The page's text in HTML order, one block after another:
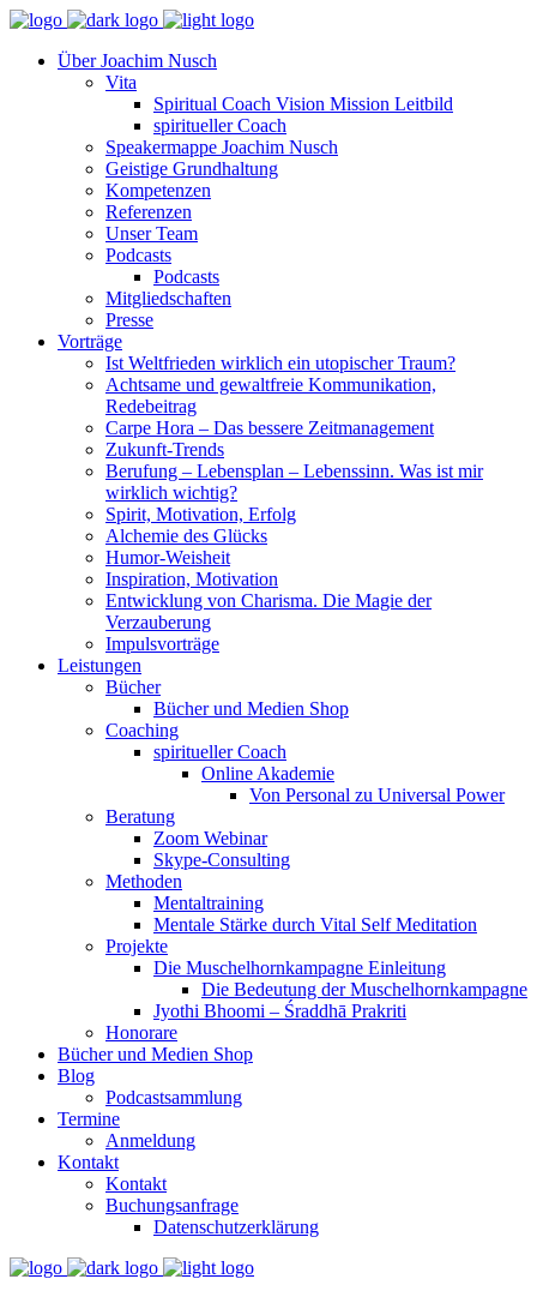
Über Joachim Nusch
Vita
Spiritual Coach Vision Mission Leitbild
spiritueller Coach
Speakermappe Joachim Nusch
Geistige Grundhaltung
Kompetenzen
Referenzen
Unser Team
Podcasts
Podcasts
Mitgliedschaften
Presse
Vorträge
Ist Weltfrieden wirklich ein utopischer Traum?
Achtsame und gewaltfreie Kommunikation,
Redebeitrag
Carpe Hora – Das bessere Zeitmanagement
Zukunft-Trends
Berufung – Lebensplan – Lebenssinn. Was ist mir
wirklich wichtig?
Spirit, Motivation, Erfolg
Alchemie des Glücks
Humor-Weisheit
Inspiration, Motivation
Entwicklung von Charisma. Die Magie der
Verzauberung
Impulsvorträge
Leistungen
Bücher
Bücher und Medien Shop
Coaching
spiritueller Coach
Online Akademie
Von Personal zu Universal Power
Beratung
Zoom Webinar
Skype-Consulting
Methoden
Mentaltraining
Mentale Stärke durch Vital Self Meditation
Projekte
Die Muschelhornkampagne Einleitung
Die Bedeutung der Muschelhornkampagne
Jyothi Bhoomi – Śraddhā Prakriti
Honorare
Bücher und Medien Shop
Blog
Podcastsammlung
Termine
Anmeldung
Kontakt
Kontakt
Buchungsanfrage
Datenschutzerklärung